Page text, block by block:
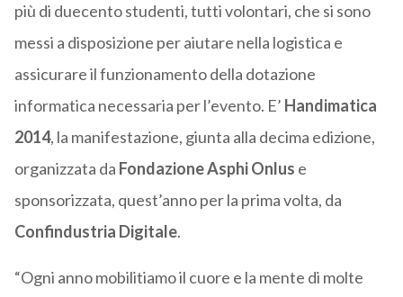
più di duecento studenti, tutti volontari, che si sono
messi a disposizione per aiutare nella logistica e
assicurare il funzionamento della dotazione
informatica necessaria per l’evento. E’ Handimatica
2014, la manifestazione, giunta alla decima edizione,
organizzata da Fondazione Asphi Onlus e
sponsorizzata, quest’anno per la prima volta, da
Confindustria Digitale.
“Ogni anno mobilitiamo il cuore e la mente di molte